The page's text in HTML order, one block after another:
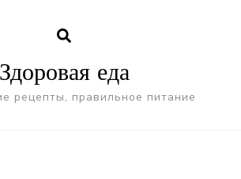
Здоровая еда
рецепты, правильное питание